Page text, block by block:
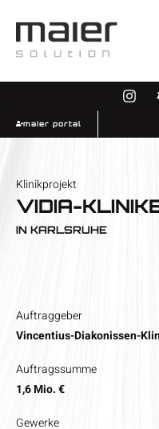
maier portal
Klinikprojekt
VIDIA-
IN KARLSRUHE
Auftraggeber
Vincentius-Diakonissen-
Auftragssumme
1,6 Mio. €
Gewerke